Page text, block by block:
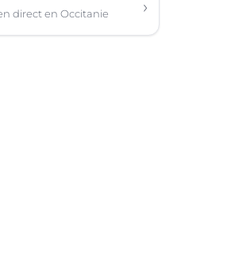
direct en Occitanie ›